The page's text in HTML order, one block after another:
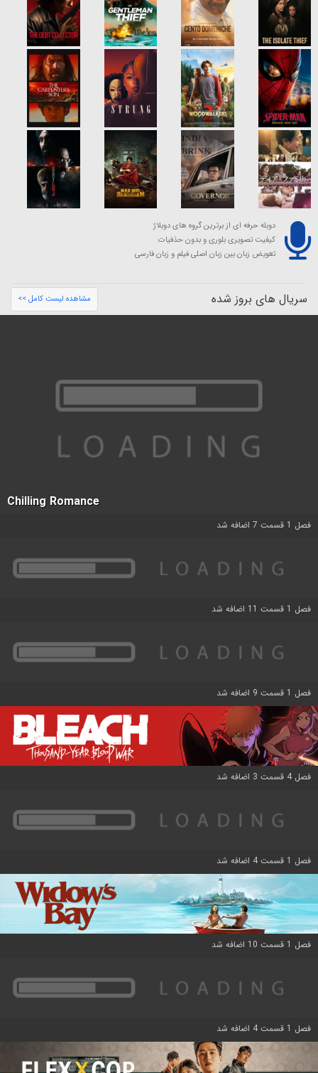
دوبله حرفه ای از برترین گروه های دوبلاژ
کیفیت تصویری بلوری و بدون حذفیات
تعویض زبان بین زبان اصلی فیلم و زبان فارسی
سریال های بروز شده مشاهده لیست کامل >>
Chilling Romance
فصل 1 قسمت 7 اضافه شد
فصل 1 قسمت 11 اضافه شد
فصل 1 قسمت 9 اضافه شد
فصل 4 قسمت 3 اضافه شد
فصل 1 قسمت 4 اضافه شد
فصل 1 قسمت 10 اضافه شد
فصل 1 قسمت 4 اضافه شد